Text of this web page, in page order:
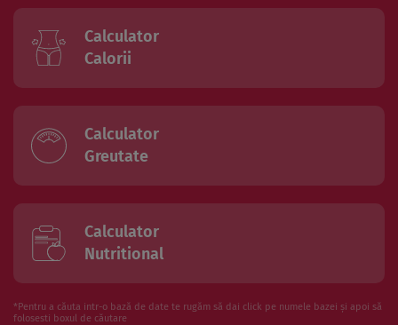
Calculator
Calorii
Calculator
Greutate
Calculator
Nutritional
*Pentru a căuta intr-o bază de date te rugăm să dai click pe numele bazei și apoi să
folosesti boxul de căutare